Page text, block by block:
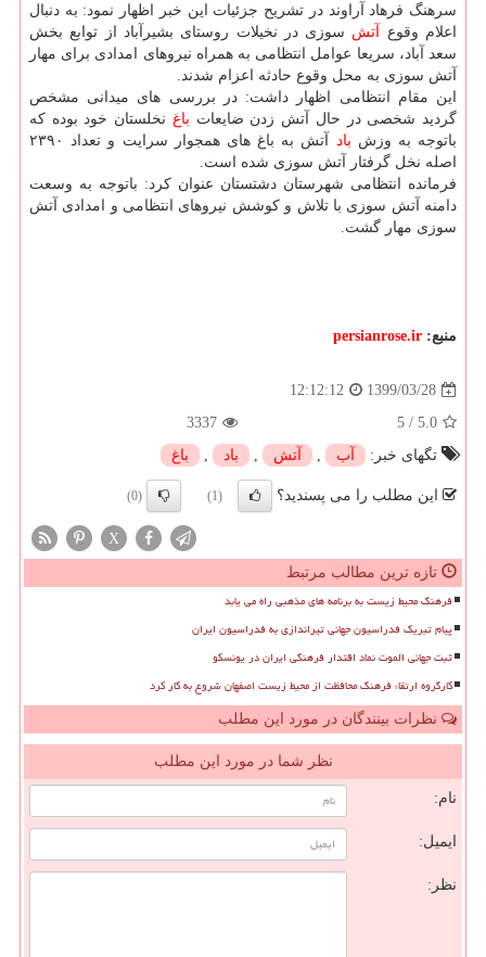
سرهنگ فرهاد آراوند در تشریح جزئیات این خبر اظهار نمود: به دنبال
اعلام وقوع آتش سوزی در نخیلات روستای بشیرآباد از توابع بخش
سعد آباد، سریعا عوامل انتظامی به همراه نیروهای امدادی برای مهار
آتش سوزی به محل وقوع حادثه اعزام شدند.
این مقام انتظامی اظهار داشت: در بررسی های میدانی مشخص
گردید شخصی در حال آتش زدن ضایعات باغ نخلستان خود بوده که
باتوجه به وزش باد
آتش به باغ های همجوار سرایت و تعداد ۲۳۹۰
اصله نخل گرفتار آتش سوزی شده است.
فرمانده انتظامی شهرستان دشتستان عنوان کرد: باتوجه به وسعت
دامنه آتش سوزی با تلاش و کوشش نیروهای انتظامی و امدادی آتش
سوزی مهار گشت.
منبع: persianrose.ir
1399/03/28
12:12:12
5.0
/
5
3337
تگهای خبر:
آب , آتش , باد , باغ
این مطلب را می پسندید؟ (1)
(0)
X
تازه ترین مطالب مرتبط
فرهنگ محیط زیست به برنامه های مذهبی راه می یابد
پیام تبریک فدراسیون جهانی تیراندازی به فدراسیون ایران
ثبت جهانی الموت نماد اقتدار فرهنگی ایران در یونسکو
کارگروه ارتقاء فرهنگ محافظت از محیط زیست اصفهان شروع به کار کرد
نظرات بینندگان در مورد این مطلب
نظر شما در مورد این مطلب
نام:
ایمیل:
نظر: